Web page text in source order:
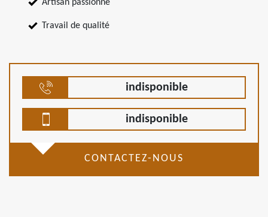
Artisan passionné
Travail de qualité
indisponible
indisponible
CONTACTEZ-NOUS